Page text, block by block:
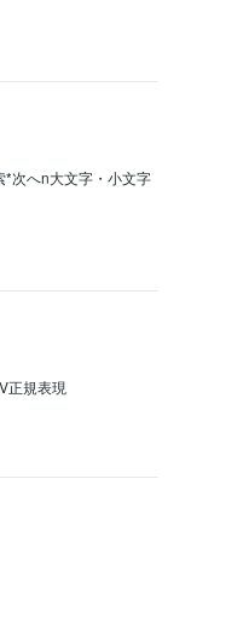
次へn大文字・小文字
正規表現